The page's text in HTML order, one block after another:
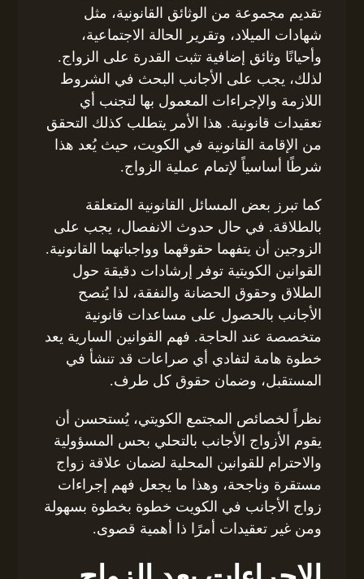
تقديم مجموعة من الوثائق القانونية، مثل
شهادات الميلاد، وتقرير الحالة الاجتماعية،
وأحيانًا وثائق إضافية تثبت القدرة على الزواج.
لذلك، يجب على الأجانب البحث في الشروط
اللازمة والإجراءات المعمول بها لتجنب أي
تعقيدات قانونية. هذا الأمر يتطلب كذلك التحقق
من الإقامة القانونية في الكويت، حيث يُعد هذا
شرطًا أساسياً لإتمام عملية الزواج.
كما تبرز بعض المسائل القانونية المتعلقة
بالطلاقة. في حال حدوث الانفصال، يجب على
الزوجين أن يتفهما حقوقهما وواجباتهما القانونية.
القوانين الكويتية توفر إرشادات دقيقة حول
الطلاق وحقوق الحضانة والنفقة، لذا يُنصح
الأجانب بالحصول على مساعدات قانونية
متخصصة عند الحاجة. فهم القوانين السارية يعد
خطوة هامة لتفادي أي صراعات قد تنشأ في
المستقبل، وضمان حقوق كل طرف.
نظراً لخصائص المجتمع الكويتي، يُستحسن أن
يقوم الأزواج الأجانب بالتحلي بحس المسؤولية
والاحترام للقوانين المحلية لضمان علاقة زواج
مستقرة وناجحة، وهذا ما يجعل فهم إجراءات
زواج الأجانب في الكويت خطوة بخطوة بسهولة
ومن غير تعقيدات أمرًا ذا أهمية قصوى.